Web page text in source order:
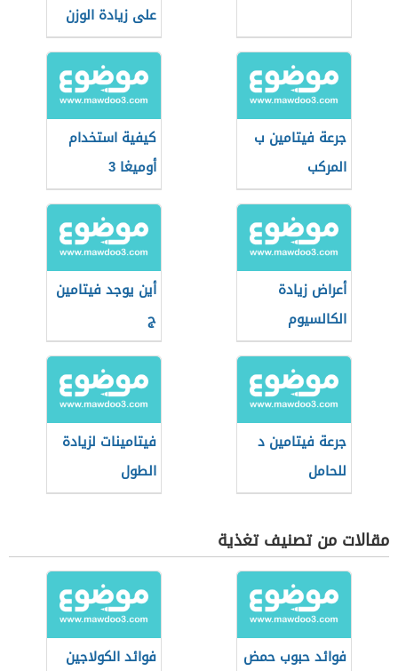
على زيادة الوزن
جرعة فيتامين ب
المركب
كيفية استخدام
أوميغا 3
أعراض زيادة
الكالسيوم
أين يوجد فيتامين
ج
جرعة فيتامين د
للحامل
فيتامينات لزيادة
الطول
مقالات من تصنيف تغذية
فوائد حبوب حمض
فوائد الكولاجين